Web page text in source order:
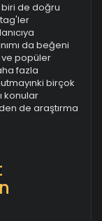
de doğru
da beğeni
ve popüler
fazla
birçok
konular
de araştırma